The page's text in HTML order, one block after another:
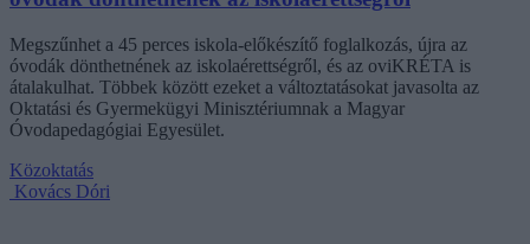
Megszűnhet a 45 perces iskola-előkészítő foglalkozás, újra az
óvodák dönthetnének az iskolaérettségről, és az oviKRÉTA is
átalakulhat. Többek között ezeket a változtatásokat javasolta az
Oktatási és Gyermekügyi Minisztériumnak a Magyar
Óvodapedagógiai Egyesület.
Közoktatás
Kovács Dóri